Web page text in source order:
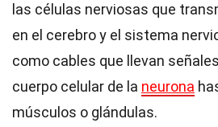
las células nerviosas que
en el cerebro y el sistema
como cables que llevan
cuerpo celular de la neurona
músculos o glándulas.